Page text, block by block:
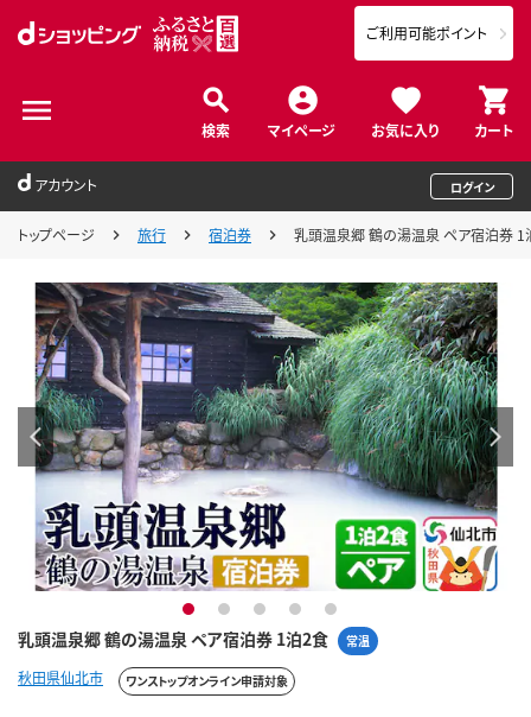
検索 マイページ お気に入り カート
ご利用可能ポイント
アカウント ログイン
トップページ 旅行 宿泊券 乳頭温泉郷 鶴の湯温泉 ペア宿泊券 1
乳頭温泉郷 鶴の湯温泉 ペア宿泊券 1泊2食 常温
1 2 3 4 5
秋田県仙北市 ワンストップオンライン申請対象